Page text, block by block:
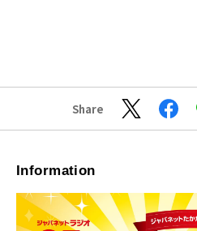
Share
Information